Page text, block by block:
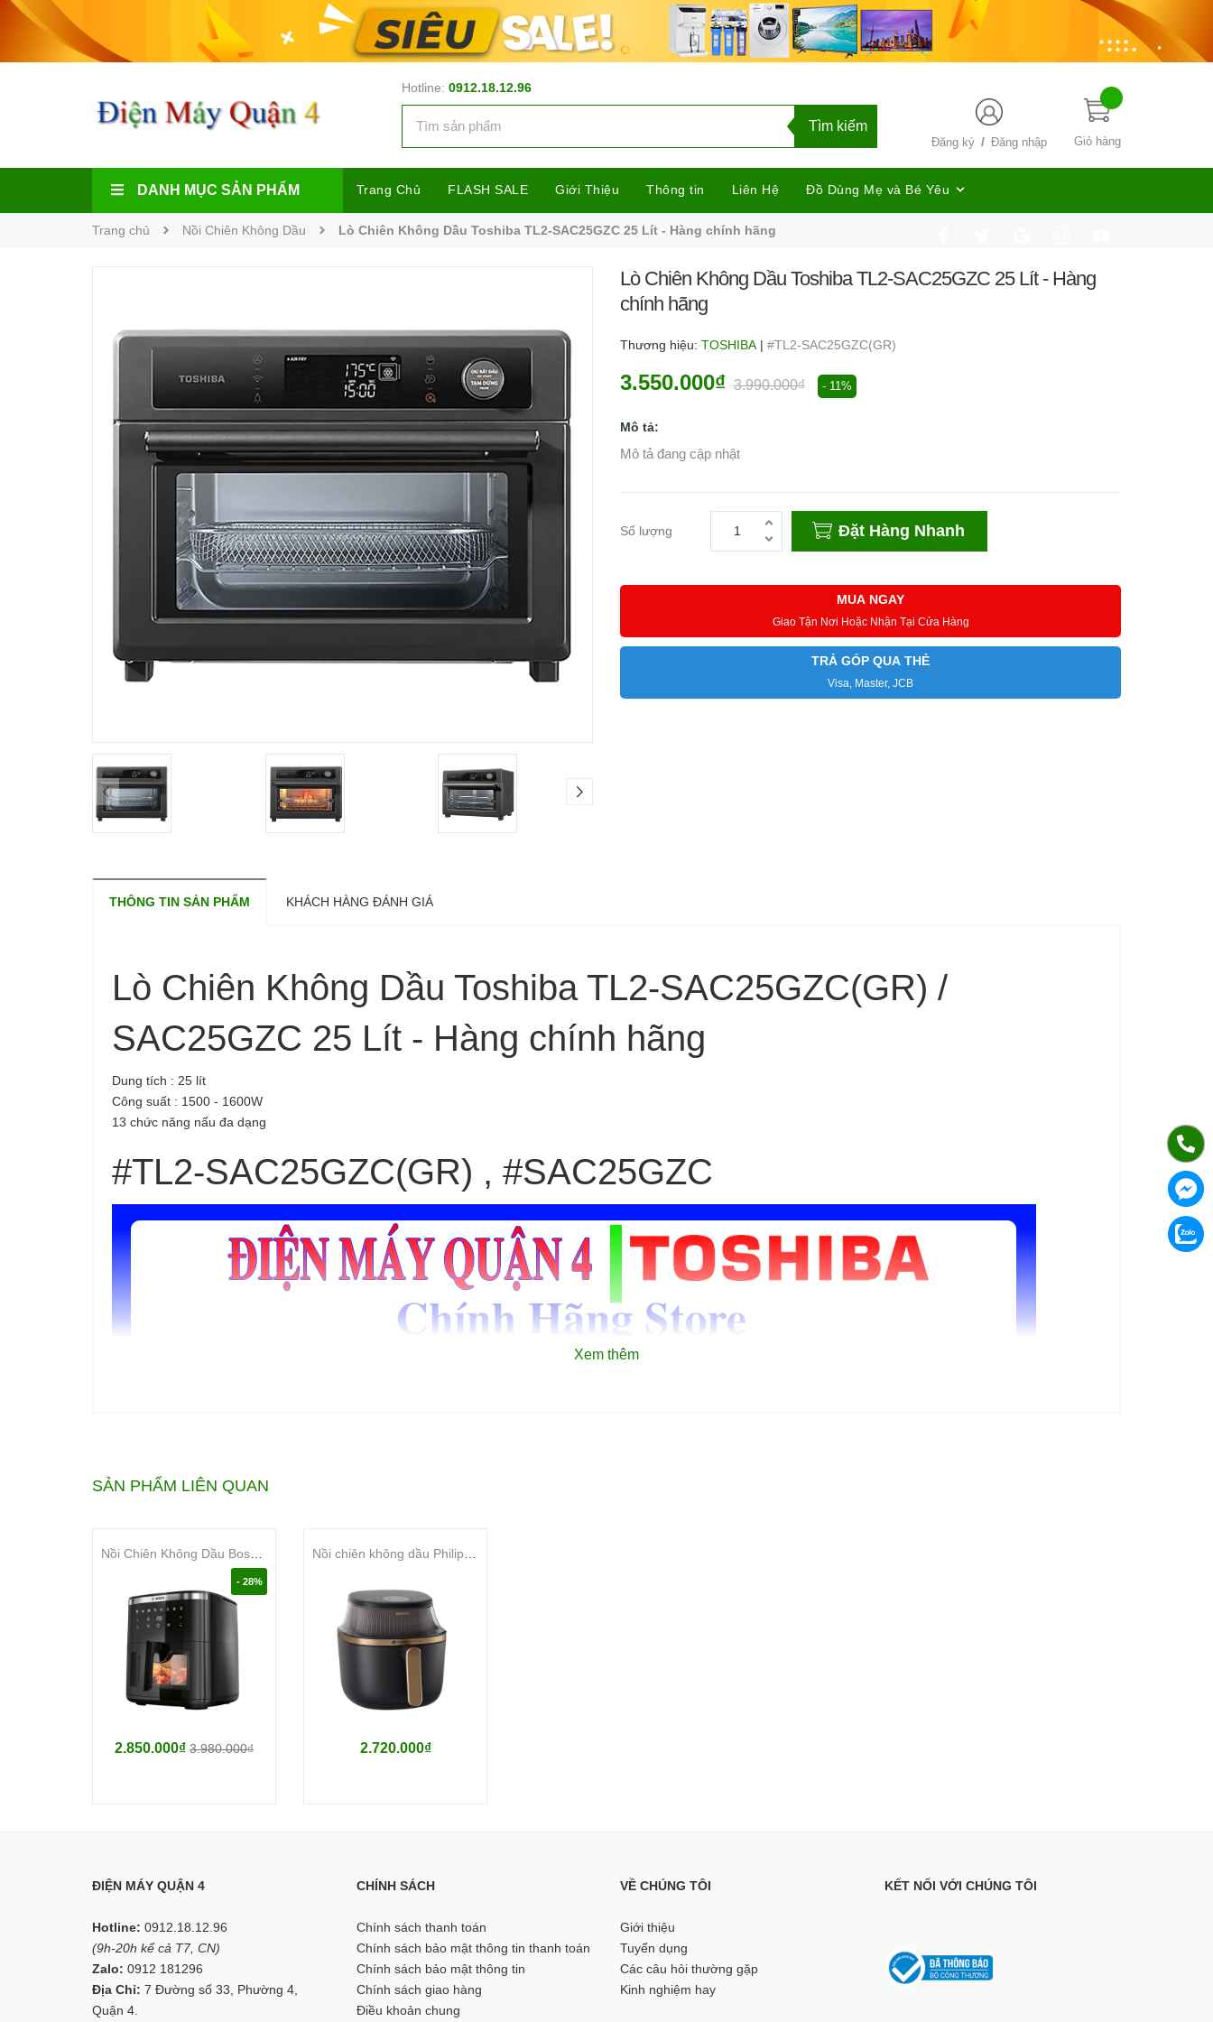
Giỏ hàng
Đăng ký / Đăng nhập
Hotline: 0912.18.12.96
Tìm kiếm
DANH MỤC SẢN PHẨM Trang Chủ FLASH SALE Giới Thiệu Thông tin Liên Hệ Đồ Dùng Mẹ và Bé Yêu
Trang chủ Nồi Chiên Không Dầu Lò Chiên Không Dầu Toshiba TL2-SAC25GZC 25 Lít - Hàng chính hãng
Lò Chiên Không Dầu Toshiba TL2-SAC25GZC 25 Lít - Hàng
chính hãng
Thương hiệu: TOSHIBA | #TL2-SAC25GZC(GR)
3.550.000₫ 3.990.000₫ - 11%
Mô tả:
Mô tả đang cập nhật
Số lượng Đặt Hàng Nhanh
MUA NGAY
Giao Tận Nơi Hoặc Nhận Tại Cửa Hàng
TRẢ GÓP QUA THẺ
Visa, Master, JCB
THÔNG TIN SẢN PHẨM KHÁCH HÀNG ĐÁNH GIÁ
Lò Chiên Không Dầu Toshiba TL2-SAC25GZC(GR) /
SAC25GZC 25 Lít - Hàng chính hãng
Dung tích : 25 lít
Công suất : 1500 - 1600W
13 chức năng nấu đa dạng
#TL2-SAC25GZC(GR) , #SAC25GZC
Xem thêm
SẢN PHẨM LIÊN QUAN
- 28%
2.850.000₫ 3.980.000₫ 2.720.000₫
ĐIỆN MÁY QUẬN 4
Hotline: 0912.18.12.96
(9h-20h kể cả T7, CN)
Zalo: 0912 181296
Địa Chỉ: 7 Đường số 33, Phường 4,
Quận 4.
CHÍNH SÁCH
Chính sách thanh toán
Chính sách bảo mật thông tin thanh toán
Chính sách bảo mật thông tin
Chính sách giao hàng
Điều khoản chung
VỀ CHÚNG TÔI
Giới thiệu
Tuyển dụng
Các câu hỏi thường gặp
Kinh nghiệm hay
KẾT NỐI VỚI CHÚNG TÔI